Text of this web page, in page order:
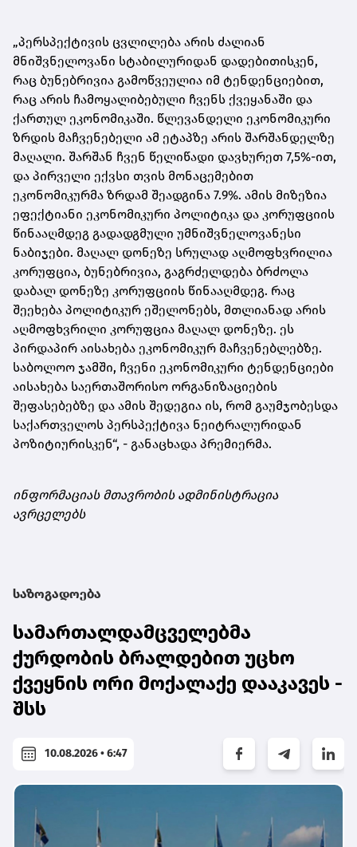
„პერსპექტივის ცვლილება არის ძალიან
მნიშვნელოვანი სტაბილურიდან დადებითისკენ,
რაც ბუნებრივია გამოწვეულია იმ ტენდენციებით,
რაც არის ჩამოყალიბებული ჩვენს ქვეყანაში და
ქართულ ეკონომიკაში. წლევანდელი ეკონომიკური
ზრდის მაჩვენებელი ამ ეტაპზე არის შარშანდელზე
მაღალი. შარშან ჩვენ წელიწადი დავხურეთ 7,5%-ით,
და პირველი ექვსი თვის მონაცემებით
ეკონომიკურმა ზრდამ შეადგინა 7.9%. ამის მიზეზია
ეფექტიანი ეკონომიკური პოლიტიკა და კორუფციის
წინააღმდეგ გადადგმული უმნიშვნელოვანესი
ნაბიჯები. მაღალ დონეზე სრულად აღმოფხვრილია
კორუფცია, ბუნებრივია, გაგრძელდება ბრძოლა
დაბალ დონეზე კორუფციის წინააღმდეგ. რაც
შეეხება პოლიტიკურ ეშელონებს, მთლიანად არის
აღმოფხვრილი კორუფცია მაღალ დონეზე. ეს
პირდაპირ აისახება ეკონომიკურ მაჩვენებლებზე.
საბოლოო ჯამში, ჩვენი ეკონომიკური ტენდენციები
აისახება საერთაშორისო ორგანიზაციების
შეფასებებზე და ამის შედეგია ის, რომ გაუმჯობესდა
საქართველოს პერსპექტივა ნეიტრალურიდან
პოზიტიურისკენ“, - განაცხადა პრემიერმა.
ინფორმაციას მთავრობის ადმინისტრაცია
ავრცელებს
საზოგადოება
სამართალდამცველებმა
ქურდობის ბრალდებით უცხო
ქვეყნის ორი მოქალაქე დააკავეს -
შსს
10.08.2026 • 6:47